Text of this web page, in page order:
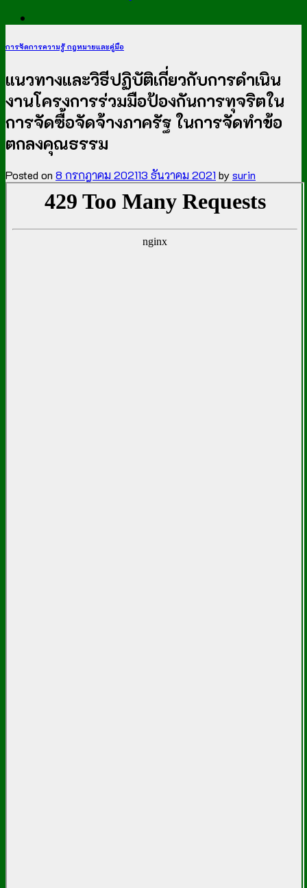
การจัดการความรู้ กฎหมายและคู่มือ
แนวทางและวิธีปฏิบัติเกี่ยวกับการดำเนิน
งานโครงการร่วมมือป้องกันการทุจริตใน
การจัดซื้อจัดจ้างภาครัฐ ในการจัดทำข้อ
ตกลงคุณธรรม​
Posted on 8 กรกฎาคม 202113 ธันวาคม 2021 bysurin